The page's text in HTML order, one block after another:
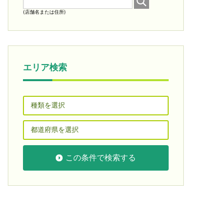
(店舗名または住所)
エリア検索
この条件で検索する